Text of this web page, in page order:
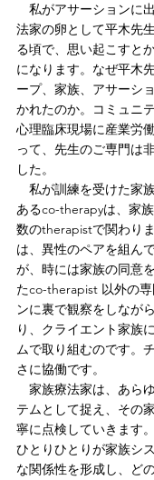
私がアサーションに
法家の卵として平木先
る頃で、思い起こすと
になります。なぜ平木
ープ、家族、アサーシ
かれたのか。コミュニ
心理臨床現場に産業労
って、先生のご専門は
した。
私が訓練を受けた家
あるco-therapyは、家
数のtherapistで関わり
は、異性のペアを組ん
が、時には家族の同意
たco-therapist 以外の
ンに裏で観察をしなが
り、クライエント家族
ムで取り組むのです。
さに協働です。
家族療法家は、あら
テムとして捉え、その
寧に点検していきます
ひとりひとりが家族シ
な関係性を形成し、ど